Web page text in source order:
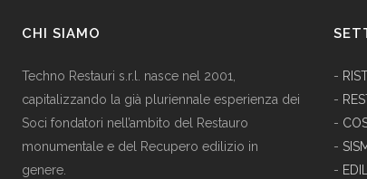
CHI SIAMO
Techno Restauri s.r.l. nasce nel 2001,
capitalizzando la già pluriennale esperienza dei
Soci fondatori nell’ambito del Restauro
monumentale e del Recupero edilizio in
genere.
-
-
-
-
-